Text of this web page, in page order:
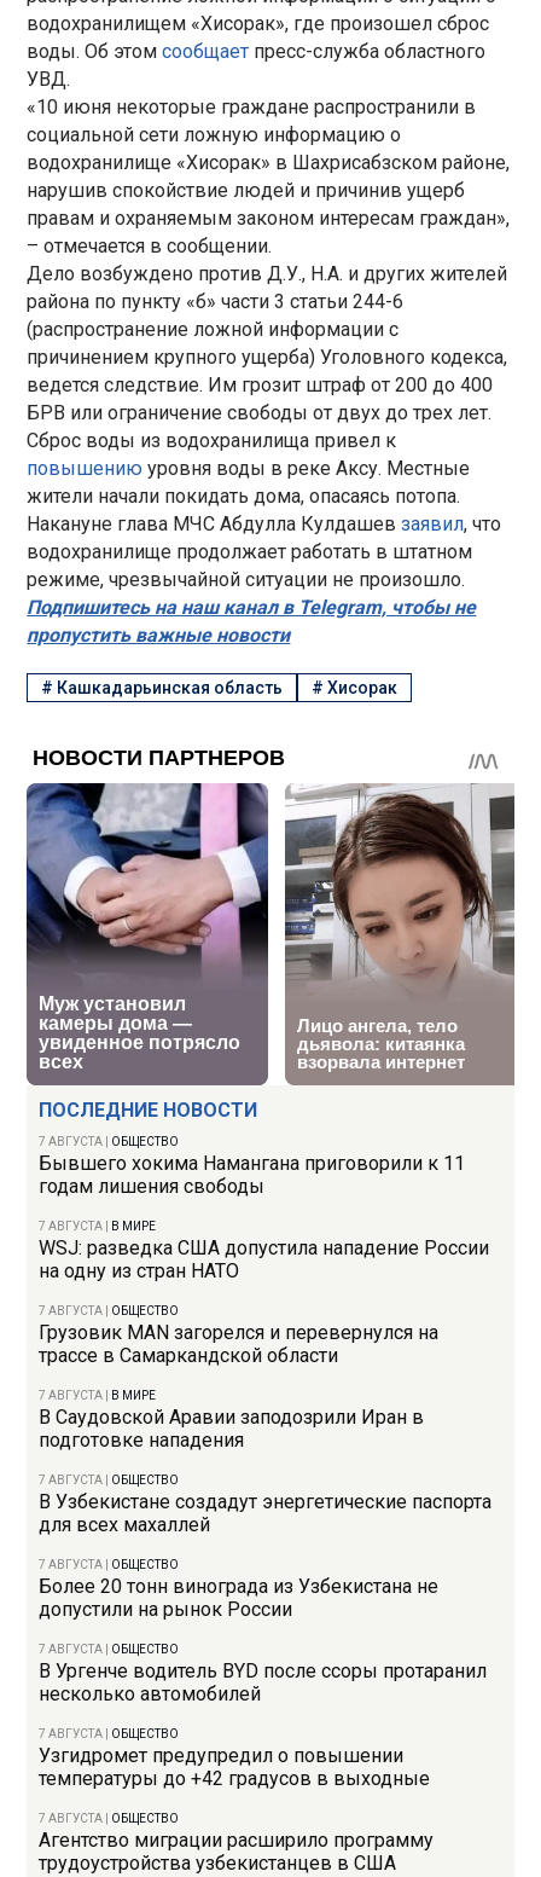
ПОСЛЕДНИЕ НОВОСТИ
7 АВГУСТА ОБЩЕСТВО
Бывшего хокима Намангана приговорили к 11
годам лишения свободы
7 АВГУСТА В МИРЕ
WSJ: разведка США допустила нападение России
на одну из стран НАТО
7 АВГУСТА ОБЩЕСТВО
Грузовик MAN загорелся и перевернулся на
трассе в Самаркандской области
7 АВГУСТА В МИРЕ
В Саудовской Аравии заподозрили Иран в
подготовке нападения
7 АВГУСТА ОБЩЕСТВО
В Узбекистане создадут энергетические паспорта
для всех махаллей
7 АВГУСТА ОБЩЕСТВО
Более 20 тонн винограда из Узбекистана не
допустили на рынок России
7 АВГУСТА ОБЩЕСТВО
В Ургенче водитель BYD после ссоры протаранил
несколько автомобилей
7 АВГУСТА ОБЩЕСТВО
Узгидромет предупредил о повышении
температуры до +42 градусов в выходные
7 АВГУСТА ОБЩЕСТВО
Агентство миграции расширило программу
трудоустройства узбекистанцев в США
водохранилищем «Хисорак», где произошел сброс
воды. Об этомсообщает пресс-служба областного
УВД.
«10 июня некоторые граждане распространили в
социальной сети ложную информацию о
водохранилище «Хисорак» в Шахрисабзском районе,
нарушив спокойствие людей и причинив ущерб
правам и охраняемым законом интересам граждан»,
– отмечается в сообщении.
Дело возбуждено против Д.У., Н.А. и других жителей
района по пункту «б» части 3 статьи 244-6
(распространение ложной информации с
причинением крупного ущерба) Уголовного кодекса,
ведется следствие. Им грозит штраф от 200 до 400
БРВ или ограничение свободы от двух до трех лет.
Сброс воды из водохранилища привел к
повышениюуровня воды в реке Аксу. Местные
жители начали покидать дома, опасаясь потопа.
Накануне глава МЧС Абдулла Кулдашевзаявил, что
водохранилище продолжает работать в штатном
режиме, чрезвычайной ситуации не произошло.
Подпишитесь на наш канал в Telegram, чтобы не
пропустить важные новости
# Кашкадарьинская область #Хисорак